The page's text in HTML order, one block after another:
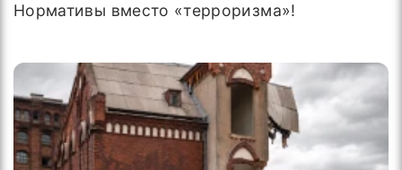
Нормативы вместо «терроризма»!